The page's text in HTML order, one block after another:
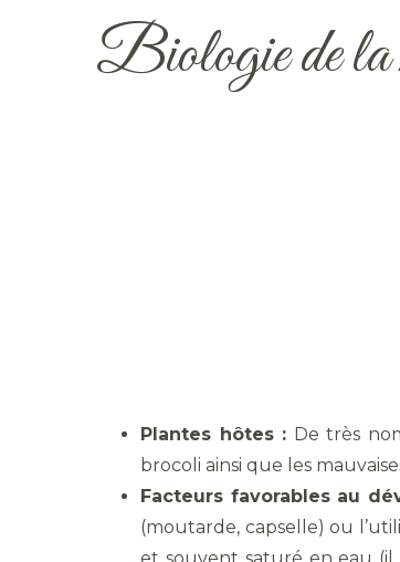
Biologie de la
Plantes hôtes : De très
brocoli ainsi que les
Facteurs favorables au
(moutarde, capselle) ou